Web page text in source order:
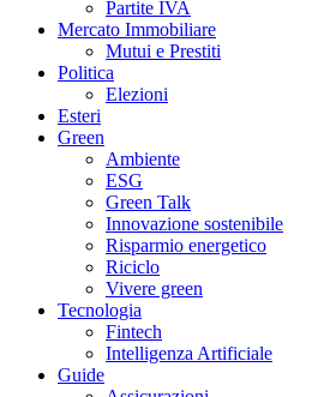
Partite IVA
Mercato Immobiliare
Mutui e Prestiti
Politica
Elezioni
Esteri
Green
Ambiente
ESG
Green Talk
Innovazione sostenibile
Risparmio energetico
Riciclo
Vivere green
Tecnologia
Fintech
Intelligenza Artificiale
Guide